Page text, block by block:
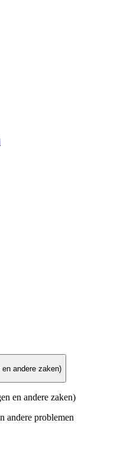
andere zaken)
en andere zaken)
andere problemen